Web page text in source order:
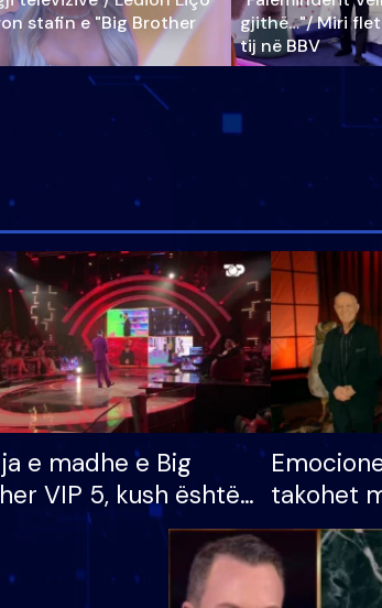
stafin e "Big Brother
gjithë…"/ Miri
tij në BBV
e madhe e Big
VIP 5, kush është
i parë që lë shtëpinë
humb mundësinë për
çmimin e madh
takohet
vajzën
S’kemi
apo jo?